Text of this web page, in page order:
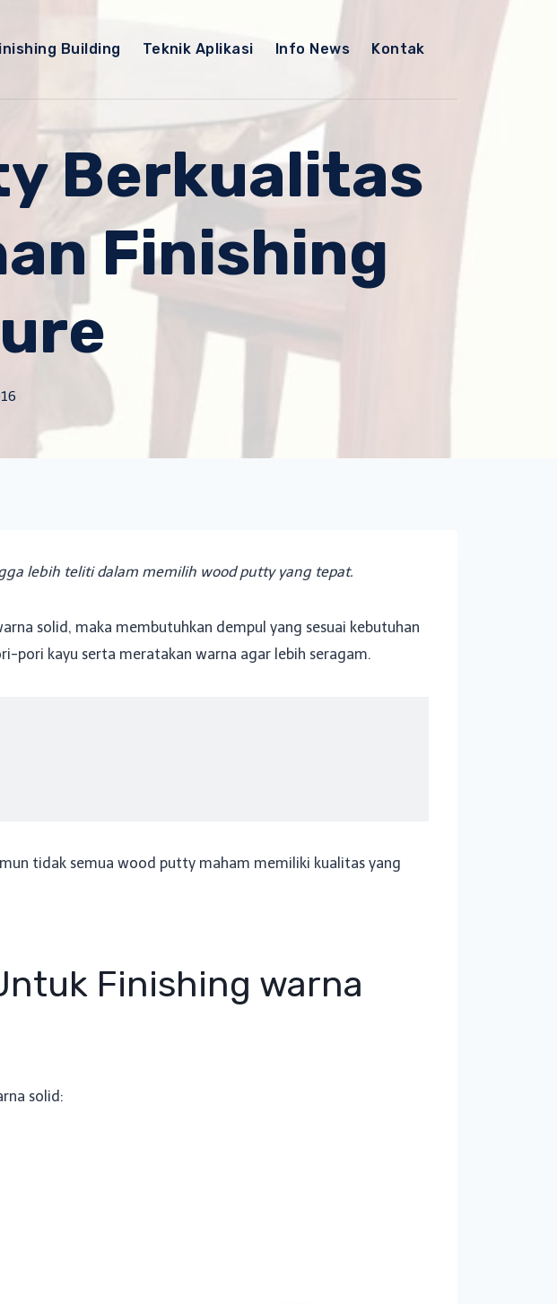
Building Teknik Aplikasi Info News Kontak
Berkualitas
Finishing
lebih teliti dalam memilih wood putty yang tepat.
solid, maka membutuhkan dempul yang sesuai kebutuhan
pori kayu serta meratakan warna agar lebih seragam.
tidak semua wood putty maham memiliki kualitas yang
Finishing warna
solid: